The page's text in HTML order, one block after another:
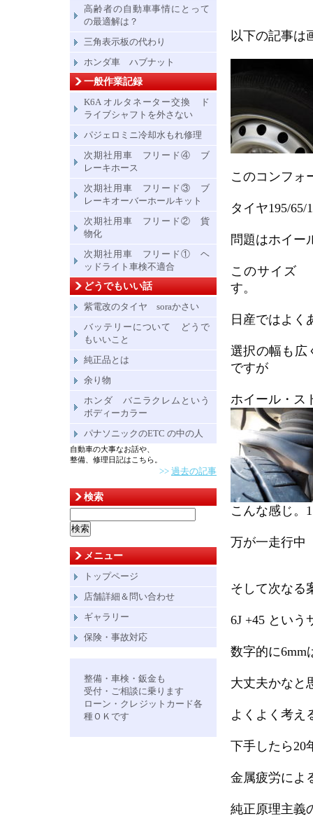
以下の記事は
このコンフォ
タイヤ195/
問題はホイ
このサイズ
す。
日産ではよく
選択の幅も
ですが
ホイール・ス
こんな感じ。
万が一走行中
そして次なる
6J +45 とい
数字的に6mm
大丈夫かなと
よくよく考
下手したら20
金属疲労に
純正原理主義
高齢者の自動車事情にとって
の最適解は？
三角表示板の代わり
ホンダ車 ハブナット
一般作業記録
K6A オルタネーター交換 ド
ライブシャフトを外さない
パジェロミニ冷却水もれ修理
次期社用車 フリード④ ブ
レーキホース
次期社用車 フリード③ ブ
レーキオーバーホールキット
次期社用車 フリード② 貨
物化
次期社用車 フリード① ヘ
ッドライト車検不適合
どうでもいい話
紫電改のタイヤ soraかさい
バッテリーについて どうで
もいいこと
純正品とは
余り物
ホンダ バニラクレムという
ボディーカラー
パナソニックのETC の中の人
自動車の大事なお話や、
整備、修理日記はこちら。
>> 過去の記事
検索
索:
メニュー
トップページ
店舗詳細＆問い合わせ
ギャラリー
保険・事故対応
整備・車検・鈑金も
受付・ご相談に乗ります
ローン・クレジットカード各
種ＯＫです